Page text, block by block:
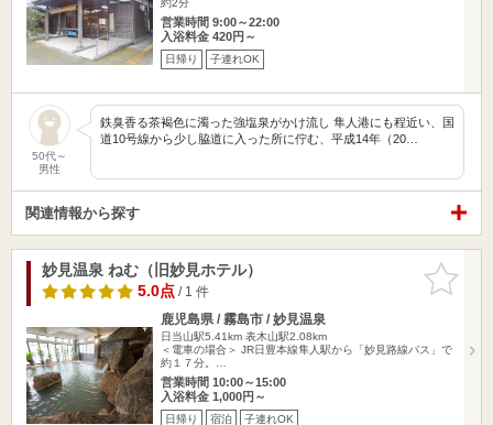
約2分
営業時間 9:00～22:00
入浴料金 420円～
日帰り 子連れOK
50代～
男性
鉄臭香る茶褐色に濁った強塩泉がかけ流し 隼人港にも程近い、国
道10号線から少し脇道に入った所に佇む、平成14年（20…
関連情報から探す
お気に入
りに追加
妙見温泉 ねむ（旧妙見ホテル）
5.0点/ 1 件
鹿児島県 / 霧島市 / 妙見温泉
日当山駅5.41km 表木山駅2.08km
＜電車の場合＞ JR日豊本線隼人駅から「妙見路線バス」で
約１７分。…
営業時間 10:00～15:00
入浴料金 1,000円～
日帰り 宿泊 子連れOK